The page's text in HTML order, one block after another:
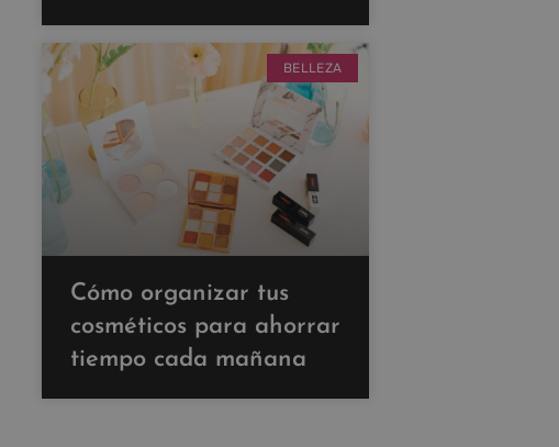
BELLEZA
Cómo organizar tus
cosméticos para ahorrar
tiempo cada mañana